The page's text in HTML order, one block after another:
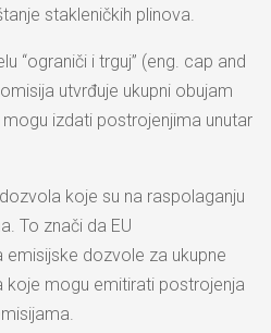
stakleničkih plinova.
“ograniči i trguj” (eng. cap and
utvrđuje ukupni obujam
izdati postrojenjima unutar
koje su na raspolaganju
To znači da EU
emisijske dozvole za ukupne
koje mogu emitirati postrojenja